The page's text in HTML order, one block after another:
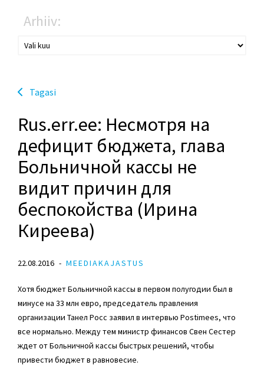
Arhiiv:
Tagasi
Rus.err.ee: Несмотря на
дефицит бюджета, глава
Больничной кассы не
видит причин для
беспокойства (Ирина
Киреева)
22.08.2016 MEEDIAKAJASTUS
Хотя бюджет Больничной кассы в первом полугодии был в
минусе на 33 млн евро, председатель правления
организации Танел Росс заявил в интервью Postimees, что
все нормально. Между тем министр финансов Свен Сестер
ждет от Больничной кассы быстрых решений, чтобы
привести бюджет в равновесие.